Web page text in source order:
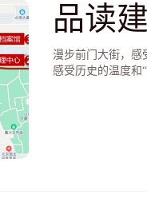
品读
物管
漫步前门大街，感
感受历史的温度和